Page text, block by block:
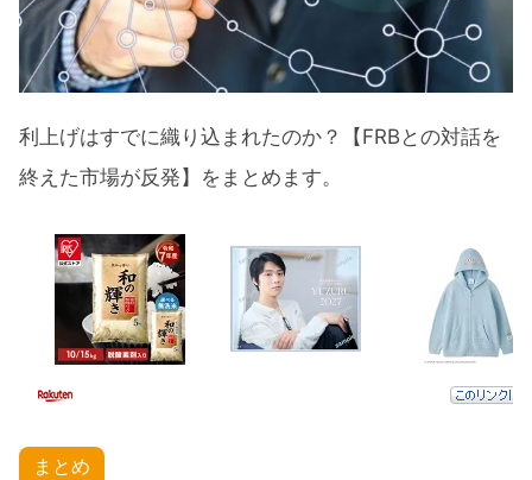
利上げはすでに織り込まれたのか？【FRBとの対話を
終えた市場が反発】をまとめます。
まとめ